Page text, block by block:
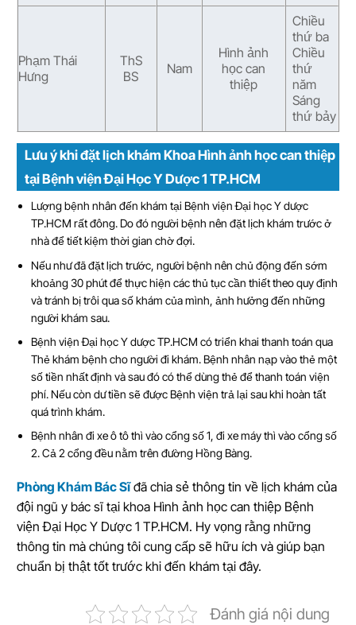
Phạm Thái
Hưng
ThS
BS
Nam
Hình ảnh
học can
thiệp
Chiều
thứ ba
Chiều
thứ
năm
Sáng
thứ bảy
Lưu ý khi đặt lịch khám Khoa Hình ảnh học can thiệp
tại Bệnh viện Đại Học Y Dược 1 TP.HCM
Lượng bệnh nhân đến khám tại Bệnh viện Đại học Y dược
TP.HCM rất đông. Do đó người bệnh nên đặt lịch khám trước ở
nhà để tiết kiệm thời gian chờ đợi.
Nếu như đã đặt lịch trước, người bệnh nên chủ động đến sớm
khoảng 30 phút để thực hiện các thủ tục cần thiết theo quy định
và tránh bị trôi qua số khám của mình, ảnh hưởng đến những
người khám sau.
Bệnh viện Đại học Y dược TP.HCM có triển khai thanh toán qua
Thẻ khám bệnh cho người đi khám. Bệnh nhân nạp vào thẻ một
số tiền nhất định và sau đó có thể dùng thẻ để thanh toán viện
phí. Nếu còn dư tiền sẽ được Bệnh viện trả lại sau khi hoàn tất
quá trình khám.
Bệnh nhân đi xe ô tô thì vào cổng số 1, đi xe máy thì vào cổng số
2. Cả 2 cổng đều nằm trên đường Hồng Bàng.
Phòng Khám Bác Sĩđã chia sẻ thông tin về lịch khám của
đội ngũ y bác sĩ tại khoa Hình ảnh học can thiệp Bệnh
viện Đại Học Y Dược 1 TP.HCM. Hy vọng rằng những
thông tin mà chúng tôi cung cấp sẽ hữu ích và giúp bạn
chuẩn bị thật tốt trước khi đến khám tại đây.
Đánh giá nội dung